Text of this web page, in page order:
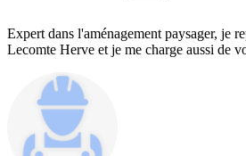
Expert dans l'aménagement paysager, je
Lecomte Herve et je me charge aussi de